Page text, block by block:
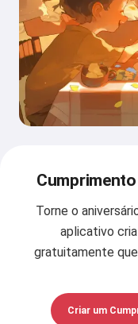
Torne o
aplicativo
gratuitamente
Criar um